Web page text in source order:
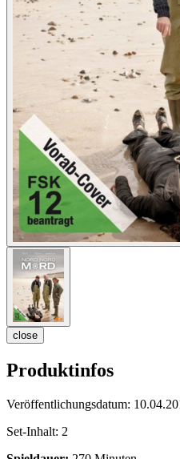
close
Produktinfos
Veröffentlichungsdatum:
Set-Inhalt: 2